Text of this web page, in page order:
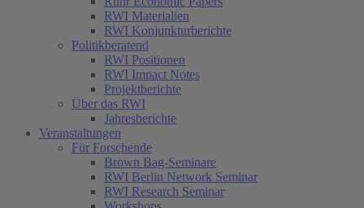
RWI Materialien
RWI Konjunkturberichte
Politikberatend
RWI Positionen
RWI Impact Notes
Projektberichte
Über das RWI
Jahresberichte
Veranstaltungen
Für Forschende
Brown Bag-Seminare
RWI Berlin Network Seminar
RWI Research Seminar